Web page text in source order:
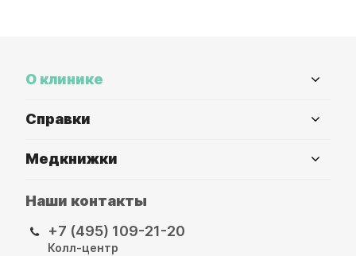
О клинике
Справки
Медкнижки
Наши контакты
+7 (495) 109-21-20
Колл-центр